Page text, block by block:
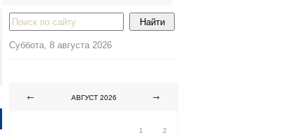
Суббота, 8 августа 2026
АВГУСТ 2026
1
2